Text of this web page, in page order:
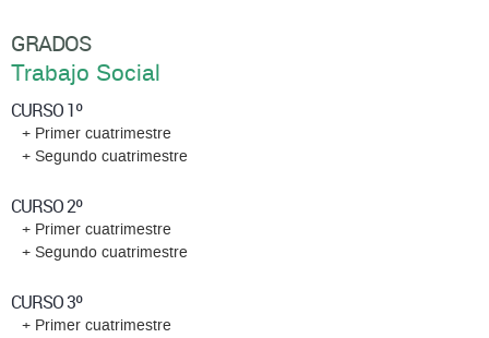
GRADOS
Trabajo Social
CURSO 1º
+ Primer cuatrimestre
+ Segundo cuatrimestre
CURSO 2º
+ Primer cuatrimestre
+ Segundo cuatrimestre
CURSO 3º
+ Primer cuatrimestre